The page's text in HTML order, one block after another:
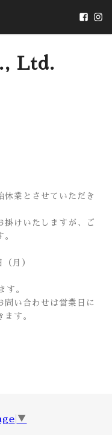
Ltd.
休業とさせていただき
掛けいたしますが、ご
月）
す。
問い合わせは営業日に
す。
▼